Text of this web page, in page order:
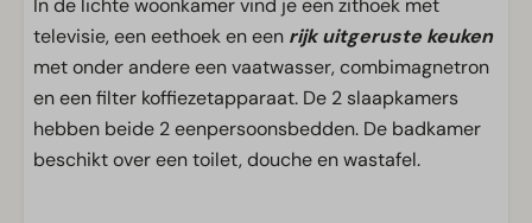
In de lichte woonkamer vind je een zithoek met
televisie, een eethoek en een rijk uitgeruste keuken
met onder andere een vaatwasser, combimagnetron
en een filter koffiezetapparaat. De 2 slaapkamers
hebben beide 2 eenpersoonsbedden. De badkamer
beschikt over een toilet, douche en wastafel.